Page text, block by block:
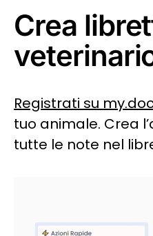
Crea
Registrati su
tuo animale. Crea
tutte le note nel